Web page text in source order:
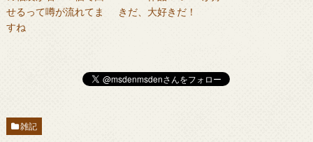
せるって噂が流れてま
すね
きだ、大好きだ！
雑記